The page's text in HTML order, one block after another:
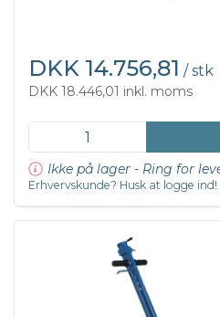
DKK 14.756,81 / stk
DKK 18.446,01 inkl. moms
Ikke på lager - Ring for
Erhvervskunde? Husk at logge ind!